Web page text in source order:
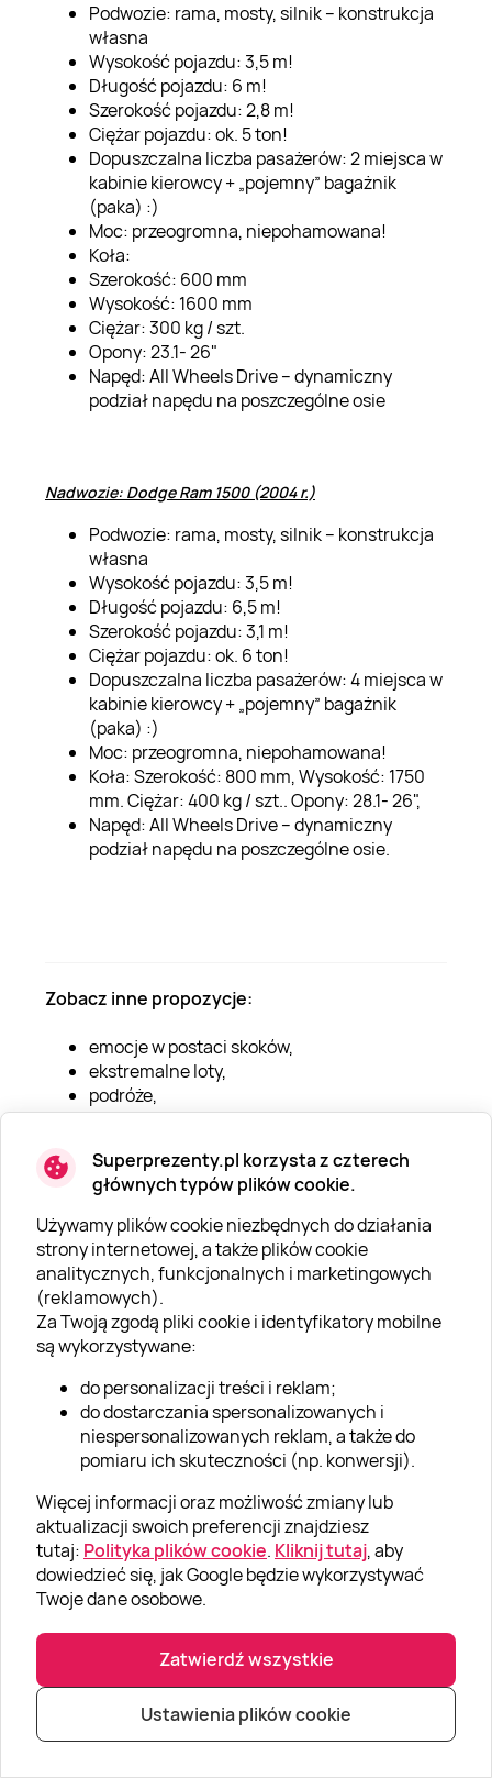
Superprezenty.pl korzysta z czterech
głównych typów plików cookie.
Używamy plików cookie niezbędnych do działania
strony internetowej, a także plików cookie
analitycznych, funkcjonalnych i marketingowych
(reklamowych).
Za Twoją zgodą pliki cookie i identyfikatory mobilne
są wykorzystywane:
do personalizacji treści i reklam;
do dostarczania spersonalizowanych i
niespersonalizowanych reklam, a także do
pomiaru ich skuteczności (np. konwersji).
Więcej informacji oraz możliwość zmiany lub
aktualizacji swoich preferencji znajdziesz
tutaj: Polityka plików cookie. Kliknij tutaj, aby
dowiedzieć się, jak Google będzie wykorzystywać
Twoje dane osobowe.
Zatwierdź wszystkie
Ustawienia plików cookie
Podwozie: rama, mosty, silnik – konstrukcja
własna
Wysokość pojazdu: 3,5 m!
Długość pojazdu: 6 m!
Szerokość pojazdu: 2,8 m!
Ciężar pojazdu: ok. 5 ton!
Dopuszczalna liczba pasażerów: 2 miejsca w
kabinie kierowcy + „pojemny” bagażnik
(paka) :)
Moc: przeogromna, niepohamowana!
Koła:
Szerokość: 600 mm
Wysokość: 1600 mm
Ciężar: 300 kg / szt.
Opony: 23.1- 26"
Napęd: All Wheels Drive – dynamiczny
podział napędu na poszczególne osie
Nadwozie: Dodge Ram 1500 (2004 r.)
Podwozie: rama, mosty, silnik – konstrukcja
własna
Wysokość pojazdu: 3,5 m!
Długość pojazdu: 6,5 m!
Szerokość pojazdu: 3,1 m!
Ciężar pojazdu: ok. 6 ton!
Dopuszczalna liczba pasażerów: 4 miejsca w
kabinie kierowcy + „pojemny” bagażnik
(paka) :)
Moc: przeogromna, niepohamowana!
Koła: Szerokość: 800 mm, Wysokość: 1750
mm. Ciężar: 400 kg / szt.. Opony: 28.1- 26",
Napęd: All Wheels Drive – dynamiczny
podział napędu na poszczególne osie.
Zobacz inne propozycje:
emocje w postaci skoków,
ekstremalne loty,
podróże,
off-road w fotelu pasażera i w roli kierowcy,
Najważniejsze informacje odnośnie
prowadzenia auta
Samochody z systemem all wheels drive charakteryzują
się niezwykle prostym systemem prowadzenia. Choć
samo zrozumienie działania samochodu nie jest niczym
trudnym, to problem może pojawiać się przy próbie jego
ujarzmienia.
Istotą jazdy czymś tak wielkim jest fakt, że w trakcie
jazdy dochodzi do destabilizacji zawieszenia przy
nieprawidłowej technice jazdy. Właśnie z tego powodu
przejażdżki tego typu są tak pociągające!
Najważniejszą kwestią odnośnie przygotowań do